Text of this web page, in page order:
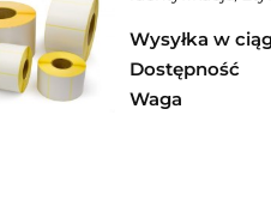
Wysyłka w
Dostępność
Waga